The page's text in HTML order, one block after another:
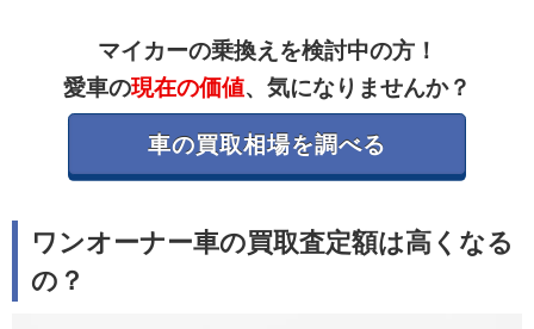
マイカーの乗換えを検討中の方！
愛車の現在の価値、気になりませんか？
車の買取相場を調べる
ワンオーナー車の買取査定額は高くなる
の？